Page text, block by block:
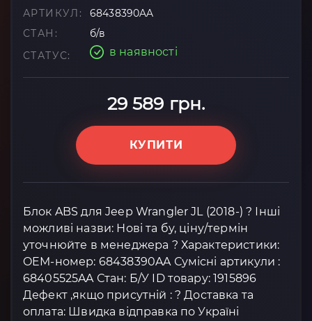
АРТИКУЛ:
68438390AA
СТАН:
б/в
СТАТУС:
в наявності
29 589 грн.
КУПИТИ
Блок ABS для Jeep Wrangler JL (2018-) ? Інші
можливі назви: Нові та бу, ціну/термін
уточнюйте в менеджера ? Характеристики:
OEM-номер: 68438390AA Сумісні артикули :
68405525AA Стан: Б/У ID товару: 1915896
Дефект ,якщо присутній : ? Доставка та
оплата: Швидка відправка по Україні